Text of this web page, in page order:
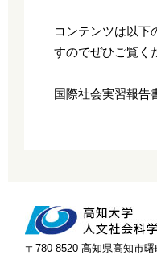
コンテンツは以下
すのでぜひご覧く
国際社会実習報告
〒780-8520 高知県高知市